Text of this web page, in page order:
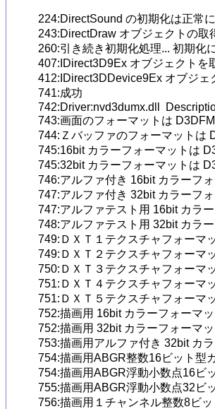
224:DirectSound の初期化は正常
243:DirectDraw オブジェクトの取
260:引き続き初期化処理... 初期化
407:IDirect3D9Ex オブジェクトを
412:IDirect3DDevice9Ex オブジェ
741:成功
742:Driver:nvd3dumx.dll
743:画面のフォーマットは
744:Ｚバッファのフォーマットは
745:16bit カラーフォーマットは
745:32bit カラーフォーマットは
746:アルファ付き 16bit カラーフ
747:アルファ付き 32bit カラーフ
747:アルファテスト用 16bit カラ
748:アルファテスト用 32bit カラ
749:ＤＸＴ１テクスチャフォーマ
749:ＤＸＴ２テクスチャフォーマ
750:ＤＸＴ３テクスチャフォーマ
751:ＤＸＴ４テクスチャフォーマ
751:ＤＸＴ５テクスチャフォーマ
752:描画用 16bit カラーフォーマ
752:描画用 32bit カラーフォーマ
753:描画用アルファ付き 32bit カ
754:描画用ABGR整数16ビット型
754:描画用ABGR浮動小数点16ビ
755:描画用ABGR浮動小数点32ビ
756:描画用１チャンネル整数8ビ